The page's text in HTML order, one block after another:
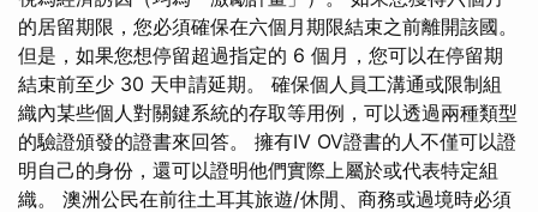
的居留期限，您必須確保在六個月期限結束之前離開該國。
但是，如果您想停留超過指定的 6 個月，您可以在停留期
結束前至少 30 天申請延期。 確保個人員工溝通或限制組
織內某些個人對關鍵系統的存取等用例，可以透過兩種類型
的驗證頒發的證書來回答。 擁有IV OV證書的人不僅可以證
明自己的身份，還可以證明他們實際上屬於或代表特定組
織。 澳洲公民在前往土耳其旅遊/休閒、商務或過境時必須